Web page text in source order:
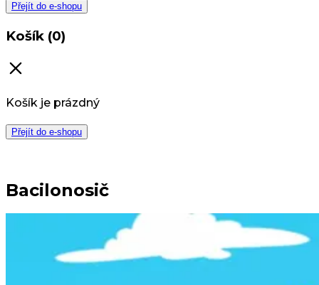
Přejít do e-shopu
Košík (0)
Košík je prázdný
Přejít do e-shopu
Bacilonosič